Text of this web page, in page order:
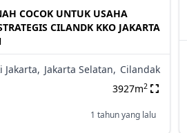
COCOK UNTUK USAHA
CILANDK KKO JAKARTA
Jakarta, Jakarta Selatan, Cilandak
3927m2
1 tahun yang lalu